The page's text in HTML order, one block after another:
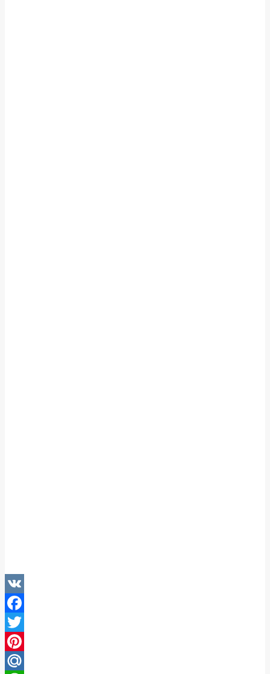
VK
Facebook
Twitter
Pinterest